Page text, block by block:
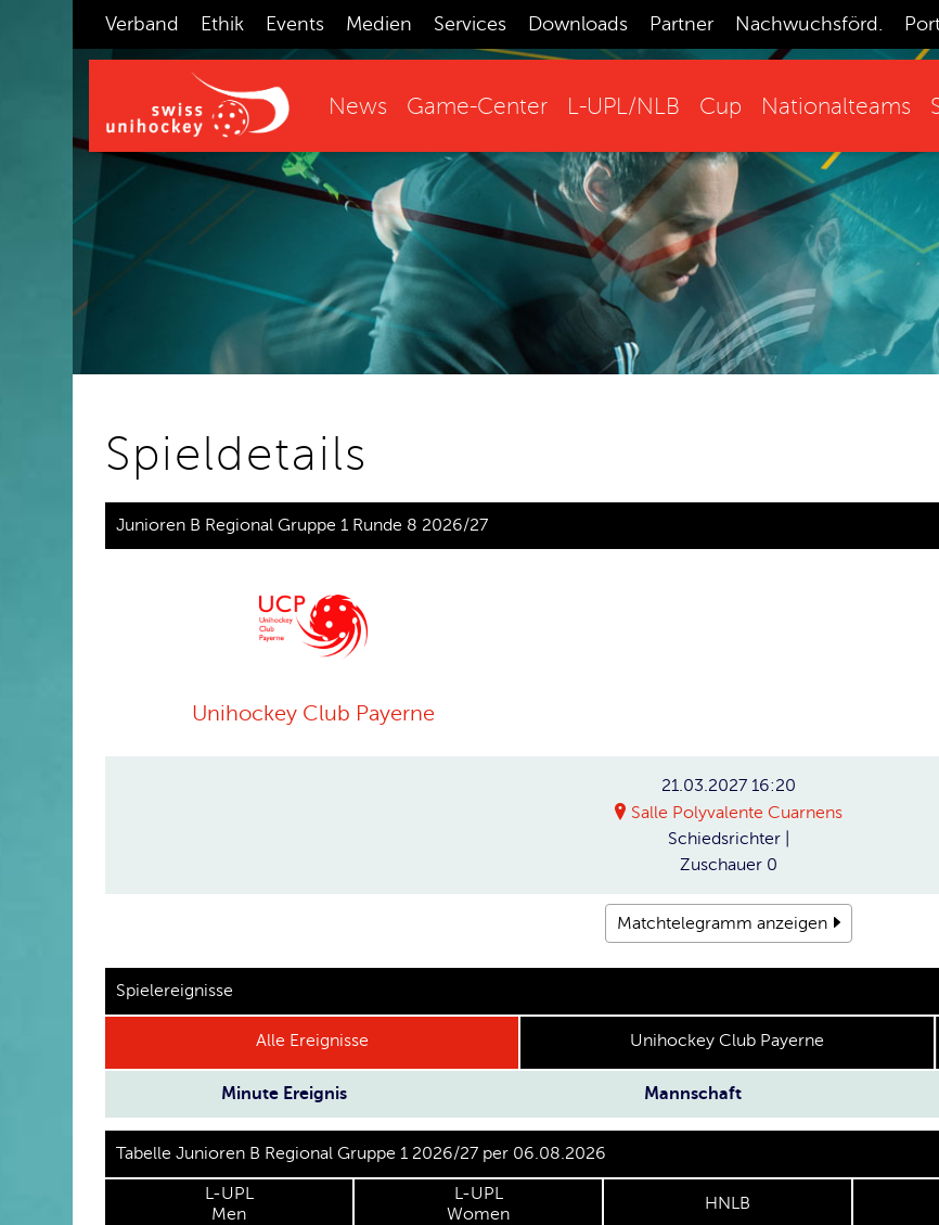
Verband Ethik Events Medien Services Downloads Partner Nachwuchsförd.
News Game-Center L-UPL/NLB Cup Nationalteams
Spieldetails
Junioren B Regional Gruppe 1 Runde 8 2026/27
Unihockey Club Payerne
21.03.2027 16:20
Salle Polyvalente Cuarnens
Schiedsrichter
Zuschauer 0
Matchtelegramm anzeigen
Spielereignisse
Alle Ereignisse Unihockey Club Payerne
Minute Ereignis Mannschaft
Tabelle Junioren B Regional Gruppe 1 2026/27 per 06.08.2026
L-UPL
Men
L-UPL
Women
HNLB